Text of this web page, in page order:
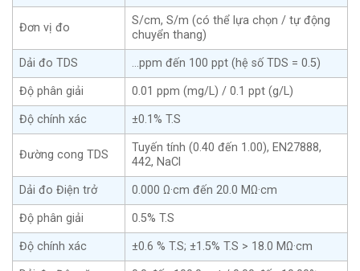
Đơn vị đo
S/cm, S/m (có thể lựa chọn / tự động
chuyển thang)
Dải đo TDS …ppm đến 100 ppt (hệ số TDS = 0.5)
Độ phân giải 0.01 ppm (mg/L) / 0.1 ppt (g/L)
Độ chính xác ±0.1% T.S
Đường cong TDS
Tuyến tính (0.40 đến 1.00), EN27888,
442, NaCl
Dải đo Điện trở 0.000 Ω·cm đến 20.0 MΩ·cm
Độ phân giải 0.5% T.S
Độ chính xác ±0.6 % T.S; ±1.5% T.S > 18.0 MΩ·cm